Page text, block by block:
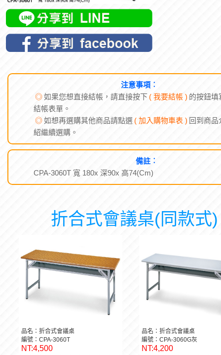
注意事項︰
◎如果您想直接結帳，請直接按下 ( 我要結帳 ) 的按鈕填
結帳表單。
◎如想再選購其他商品請點選 ( 加入購物車表 ) 回到商品
紹繼續選購。
備註︰
CPA-3060T 寬 180x 深90x 高74(Cm)
折合式會議桌(同款式)
品名：折合式會議桌
編號：CPA-3060T
NT:4,500
品名：折合式會議桌
編號：CPA-3060G灰
NT:4,200